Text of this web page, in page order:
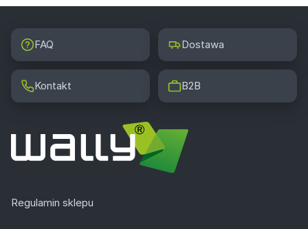
FAQ Dostawa
Kontakt B2B
Regulamin sklepu